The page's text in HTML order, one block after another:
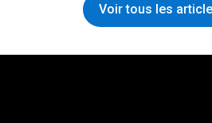
Voir tous les